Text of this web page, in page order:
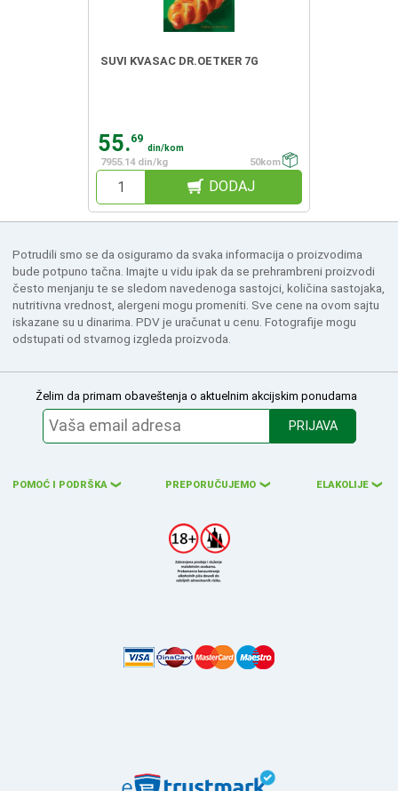
SUVI KVASAC DR.OETKER 7G
55.69
din/kom
7955.14 din/kg
50kom
DODAJ
Potrudili smo se da osiguramo da svaka informacija o proizvodima
bude potpuno tačna. Imajte u vidu ipak da se prehrambreni proizvodi
često menjanju te se sledom navedenoga sastojci, količina sastojaka,
nutritivna vrednost, alergeni mogu promeniti. Sve cene na ovom sajtu
iskazane su u dinarima. PDV je uračunat u cenu. Fotografije mogu
odstupati od stvarnog izgleda proizvoda.
Želim da primam obaveštenja o aktuelnim akcijskim ponudama
PRIJAVA
POMOĆ I PODRŠKA ❮ PREPORUČUJEMO ❮ ELAKOLIJE ❮